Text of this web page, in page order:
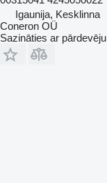
Igaunija, Kesklinna
Coneron OÜ
Sazināties ar pārdevēju